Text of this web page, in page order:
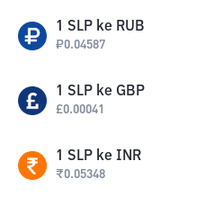
1 SLP ke RUB
₽0.04587
1 SLP ke GBP
£0.00041
1 SLP ke INR
₹0.05348